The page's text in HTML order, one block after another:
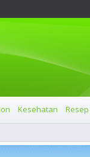
Kesehatan